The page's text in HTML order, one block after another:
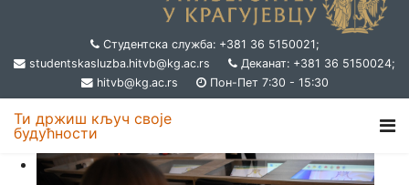
Студентска служба: +381 36 5150021;
studentskasluzba.hitvb@kg.ac.rs
Деканат: +381 36 5150024;
hitvb@kg.ac.rs
Пон-Пет 7:30 - 15:30
Ти држиш кључ своје
будућности